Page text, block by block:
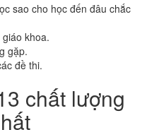
sao cho học đến đâu chắc
khoa.
gặp.
đề thi.
chất lượng